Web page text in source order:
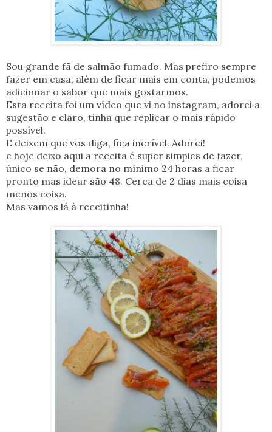
Sou grande fã de salmão fumado. Mas prefiro sempre
fazer em casa, além de ficar mais em conta, podemos
adicionar o sabor que mais gostarmos.
Esta receita foi um vídeo que vi no instagram, adorei a
sugestão e claro, tinha que replicar o mais rápido
possível.
E deixem que vos diga, fica incrível. Adorei!
e hoje deixo aqui a receita é super simples de fazer,
único se não, demora no mínimo 24 horas a ficar
pronto mas idear são 48. Cerca de 2 dias mais coisa
menos coisa.
Mas vamos lá à receitinha!